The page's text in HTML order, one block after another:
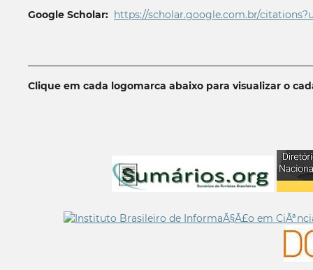
Google Scholar: https://scholar.google.com.br/
Clique em cada logomarca abaixo para visualizar o